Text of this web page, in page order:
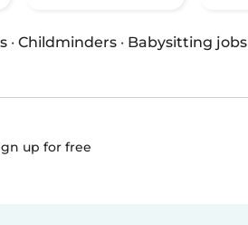
· Childminders · Babysitting jobs
up for free